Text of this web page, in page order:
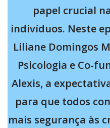
papel crucial
indivíduos. Neste
Liliane Domingos
Psicologia e Co-
Alexis, a
para que todos
mais segurança às